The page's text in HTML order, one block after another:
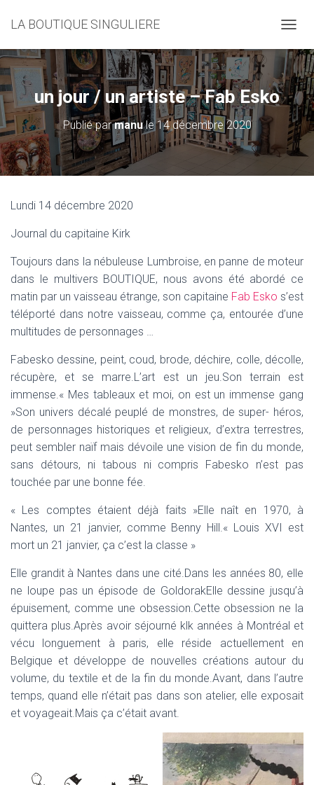
LA BOUTIQUE SINGULIERE
É
L
I
E
R
L
A
N
O
N
un jour / un artiste – Fab Esko
Publié parmanule14 décembre 2020
Lundi 14 décembre 2020
Journal du capitaine Kirk
Toujours dans la nébuleuse Lumbroise, en panne de moteur
dans le multivers BOUTIQUE, nous avons été abordé ce
matin par un vaisseau étrange, son capitaine Fab Esko s’est
téléporté dans notre vaisseau, comme ça, entourée d’une
multitudes de personnages …
Fabesko dessine, peint, coud, brode, déchire, colle, décolle,
récupère, et se marre.L’art est un jeu.Son terrain est
immense.« Mes tableaux et moi, on est un immense gang
»Son univers décalé peuplé de monstres, de super- héros,
de personnages historiques et religieux, d’extra terrestres,
peut sembler naïf mais dévoile une vision de fin du monde,
sans détours, ni tabous ni compris Fabesko n’est pas
touchée par une bonne fée.
« Les comptes étaient déjà faits »Elle naît en 1970, à
Nantes, un 21 janvier, comme Benny Hill.« Louis XVI est
mort un 21 janvier, ça c’est la classe »
Elle grandit à Nantes dans une cité.Dans les années 80, elle
ne loupe pas un épisode de GoldorakElle dessine jusqu’à
épuisement, comme une obsession.Cette obsession ne la
quittera plus.Après avoir séjourné klk années à Montréal et
vécu longuement à paris, elle réside actuellement en
Belgique et développe de nouvelles créations autour du
volume, du textile et de la fin du monde.Avant, dans l’autre
temps, quand elle n’était pas dans son atelier, elle exposait
et voyageait.Mais ça c’était avant.